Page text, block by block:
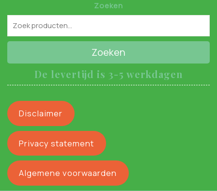
Zoeken
Zoeken
De levertijd is 3-5 werkdagen
Disclaimer
Privacy statement
Algemene voorwaarden